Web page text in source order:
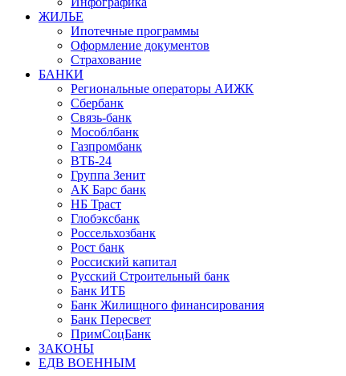
ЖИЛЬЕ
Ипотечные программы
Оформление документов
Страхование
БАНКИ
Региональные операторы АИЖК
Сбербанк
Связь-банк
Мособлбанк
Газпромбанк
ВТБ-24
Группа Зенит
АК Барс банк
НБ Траст
Глобэксбанк
Россельхозбанк
Рост банк
Россиский капитал
Русский Строительный банк
Банк ИТБ
Банк Жилищного финансирования
Банк Пересвет
ПримСоцБанк
ЗАКОНЫ
ЕДВ ВОЕННЫМ